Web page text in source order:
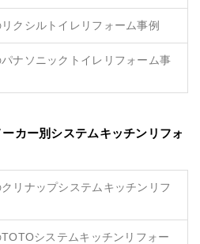
クシルトイレリフォーム事例
ナソニックトイレリフォーム事
カー別システムキッチンリフォ
リナップシステムキッチンリフ
システムキッチンリフォー